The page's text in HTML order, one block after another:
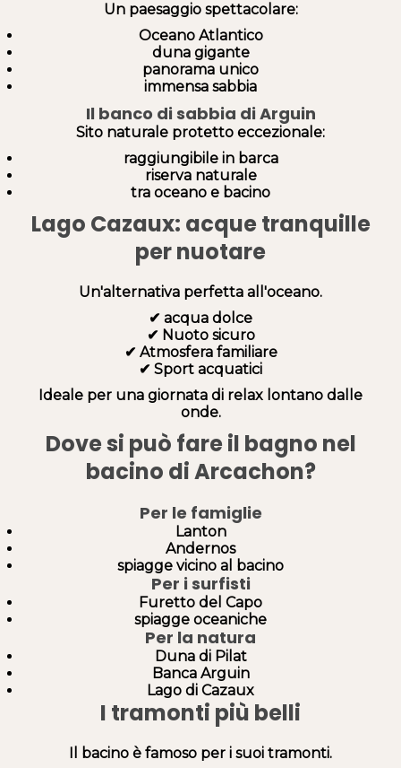
Un paesaggio spettacolare:
Oceano Atlantico
duna gigante
panorama unico
immensa sabbia
Il banco di sabbia di Arguin
Sito naturale protetto eccezionale:
raggiungibile in barca
riserva naturale
tra oceano e bacino
Lago Cazaux: acque tranquille
per nuotare
Un'alternativa perfetta all'oceano.
✔ acqua dolce
✔ Nuoto sicuro
✔ Atmosfera familiare
✔ Sport acquatici
Ideale per una giornata di relax lontano dalle
onde.
Dove si può fare il bagno nel
bacino di Arcachon?
Per le famiglie
Lanton
Andernos
spiagge vicino al bacino
Per i surfisti
Furetto del Capo
spiagge oceaniche
Per la natura
Duna di Pilat
Banca Arguin
Lago di Cazaux
I tramonti più belli
Il bacino è famoso per i suoi tramonti.